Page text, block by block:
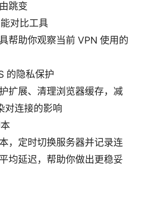
跳变
对比工具
帮助你观察当前 VPN 使用的
的隐私保护
扩展、清理浏览器缓存，减
对连接的影响
，定时切换服务器并记录连
均延迟，帮助你做出更稳妥